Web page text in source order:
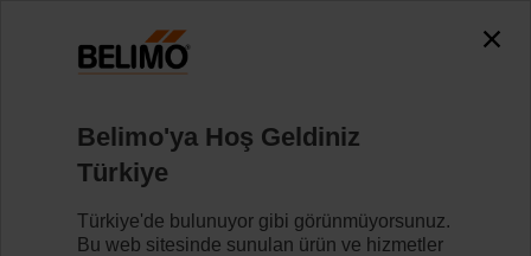
AV8-25Belimo'ya Hoş Geldiniz
Türkiye
Türkiye'de bulunuyor gibi görünmüyorsunuz.
Bu web sitesinde sunulan ürün ve hizmetler